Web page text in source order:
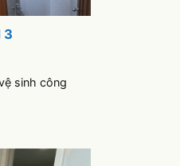
3
sinh công